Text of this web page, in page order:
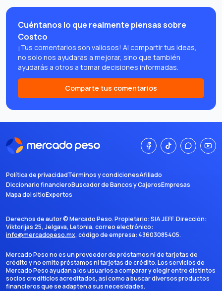
Cuéntanos lo que realmente piensas sobre
Costco
¡Tus comentarios son valiosos! Al compartir tus ideas,
no solo nos ayudarás a mejorar, sino que también
ayudarás a otros a tomar decisiones informadas.
Comparte tus comentarios
Política de privacidadTérminos y condicionesAfiliado
Diccionario financieroBuscador de Bancos y CajerosEmpresas
Mapa del sitioExpertos
Derechos de autor ©Mercado Peso. Propietario:SIA JEFF. Dirección:
Viktorijas 25, Jelgava, Letonia, correo electrónico:
info@mercadopeso.mx, código de empresa: 43603085405.
Mercado Peso no es un proveedor de préstamos ni de tarjetas de
crédito y no emite préstamos ni tarjetas de crédito. Los servicios de
Mercado Peso ayudan a los usuarios a comparar y elegir entre distintos
socios crediticios acreditados, así como a buscar diversos productos
financieros que se adapten a sus necesidades.